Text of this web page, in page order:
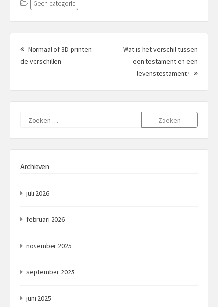
Geen categorie
Berichtnavigatie
Normaal of 3D-printen:
de verschillen
Wat is het verschil tussen
een testament en een
levenstestament?
Zoeken
naar:
Archieven
juli 2026
februari 2026
november 2025
september 2025
juni 2025